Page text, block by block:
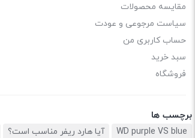
مقایسه محصولات
سیاست مرجوعی و عودت
حساب کاربری من
سبد خرید
فروشگاه
برچسب ها
WD purple VS blue آیا هارد ریفر مناسب است؟